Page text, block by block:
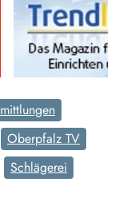
Oberpfalz TV
Schlägerei